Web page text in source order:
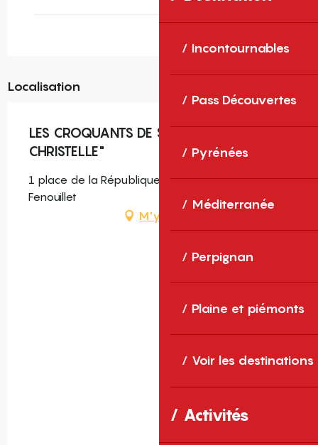
Incontournables
Pass Découvertes
Pyrénées
Méditerranée
Perpignan
Plaine et piémonts
Voir les destinations
Activités
Localisation
LES CROQUANTS DE SAINT PAUL "CHEZ
CHRISTELLE"
1 place de la République, 66220 Saint-Paul-de-
Fenouillet
M'y rendre